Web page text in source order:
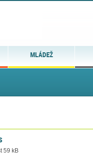
MLÁDEŽ
59 kB